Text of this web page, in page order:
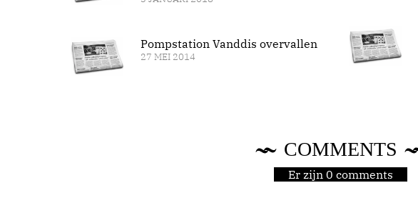
Pompstation Vanddis overvallen
27 MEI 2014
COMMENTS
Er zijn 0 comments